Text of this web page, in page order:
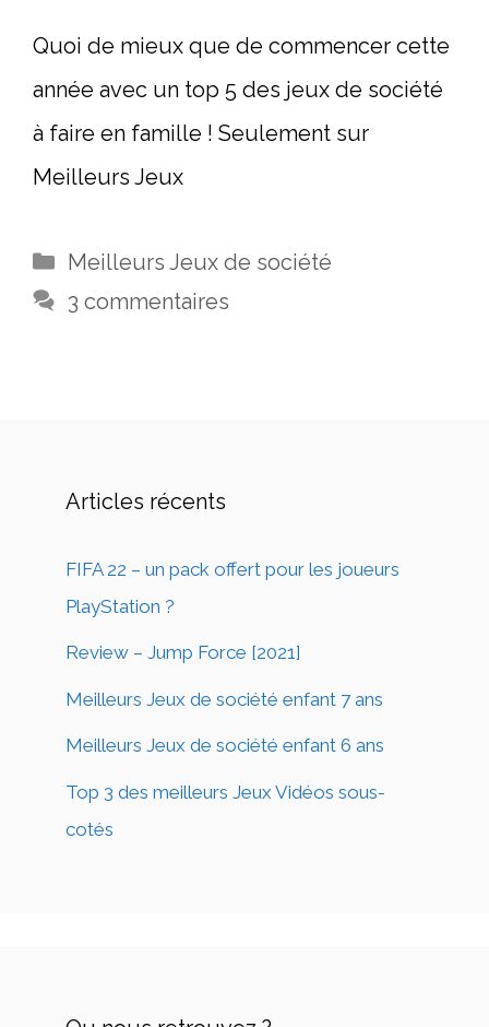
Quoi de mieux que de commencer cette
année avec un top 5 des jeux de société
à faire en famille ! Seulement sur
Meilleurs Jeux
Catégories
Meilleurs Jeux de société
3 commentaires
Articles récents
FIFA 22 – un pack offert pour les joueurs
PlayStation ?
Review – Jump Force [2021]
Meilleurs Jeux de société enfant 7 ans
Meilleurs Jeux de société enfant 6 ans
Top 3 des meilleurs Jeux Vidéos sous-
cotés